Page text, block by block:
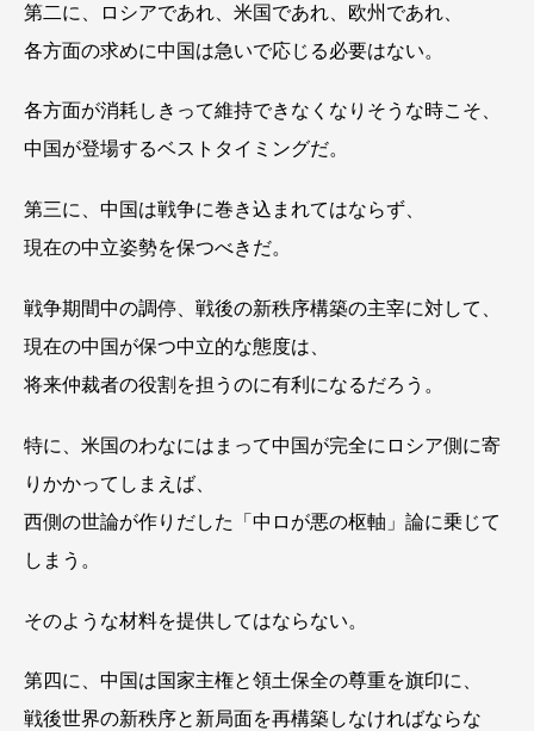
第二に、ロシアであれ、米国であれ、欧州であれ、
各方面の求めに中国は急いで応じる必要はない。
各方面が消耗しきって維持できなくなりそうな時こそ、
中国が登場するベストタイミングだ。
第三に、中国は戦争に巻き込まれてはならず、
現在の中立姿勢を保つべきだ。
戦争期間中の調停、戦後の新秩序構築の主宰に対して、
現在の中国が保つ中立的な態度は、
将来仲裁者の役割を担うのに有利になるだろう。
特に、米国のわなにはまって中国が完全にロシア側に寄
りかかってしまえば、
西側の世論が作りだした「中ロが悪の枢軸」論に乗じて
しまう。
そのような材料を提供してはならない。
第四に、中国は国家主権と領土保全の尊重を旗印に、
戦後世界の新秩序と新局面を再構築しなければならな